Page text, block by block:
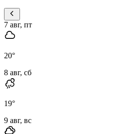
7 авг, пт
20°
8 авг, сб
19°
9 авг, вс